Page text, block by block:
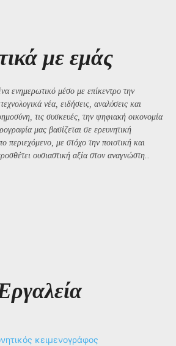
με εμάς
ενημερωτικό μέσο με επίκεντρο την
νέα, ειδήσεις, αναλύσεις και
τις συσκευές, την ψηφιακή οικονομία
μας βασίζεται σε ερευνητική
περιεχόμενο, με στόχο την ποιοτική και
ουσιαστική αξία στον αναγνώστη..
κειμενογράφος